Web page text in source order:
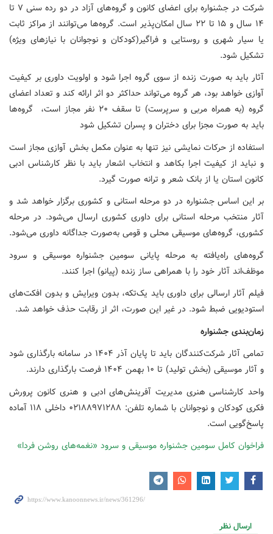
شرکت در جشنواره برای اعضای کانون و گروه‌های آزاد در دو رده سنی ۷ تا
۱۴ سال و ۱۵ تا ۲۲ سال امکان‌پذیر است. گروه‌ها می‌توانند از مراکز ثابت
یا سیار شهری و روستایی و فراگیر(کودکان و نوجوانان با نیازهای ویژه)
تشکیل شود.
آثار باید به صورت زنده از سوی گروه اجرا شود و اولویت داوری بر کیفیت
آوازی خواهد بود، هر گروه می‌تواند حداکثر دو اثر ارائه کند و تعداد اعضای
گروه (به همراه مربی و سرپرست) تا سقف ۲۰ نفر مجاز است، گروه‌ها
باید به صورت مجزا برای دختران و پسران تشکیل شود
استفاده از حرکات نمایشی نیز تنها به عنوان مکمل بخش آوازی مجاز است
و نباید از کیفیت اجرا بکاهد و انتخاب اشعار باید با نظر کارشناس ادبی
کانون استان یا از بانک شعر و ترانه صورت گیرد.
بر این اساس جشنواره در دو مرحله استانی و کشوری برگزار خواهد شد و
آثار منتخب مرحله استانی برای داوری کشوری ارسال می‌شود. در مرحله
کشوری، گروه‌های موسیقی محلی و قومی به‌صورت جداگانه داوری می‌شود.
گروه‌های راه‌یافته به مرحله پایانی سومین جشنواره موسیقی و سرود
موظف‌اند آثار خود را با همراهی ساز زنده (پیانو) اجرا کنند.
فیلم آثار ارسالی برای داوری باید یک‌تکه، بدون ویرایش و بدون افکت‌های
استودیویی ضبط شود. در غیر این صورت، اثر از رقابت حذف خواهد شد.
زمان‌بندی جشنواره
تمامی آثار شرکت‌کنندگان باید تا پایان آذر ۱۴۰۴ در سامانه بارگذاری شود
و آثار موسیقی (بخش تولید) تا ۱۰ بهمن ۱۴۰۴ فرصت بارگذاری دارند.
واحد کارشناسی هنری مدیریت آفرینش‌های ادبی و هنری کانون پرورش
فکری کودکان و نوجوانان با شماره تلفن: ۰۲۱۸۸۹۷۱۲۸۸ داخلی ۱۱۸ آماده
پاسخ‌گویی است.
فراخوان کامل سومین جشنواره موسیقی و سرود «نغمه‌های روشن فردا»
ارسال نظر